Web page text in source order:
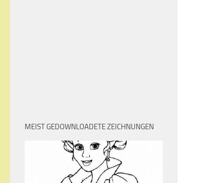
MEIST GEDOWNLOADETE ZEICHNUNGEN